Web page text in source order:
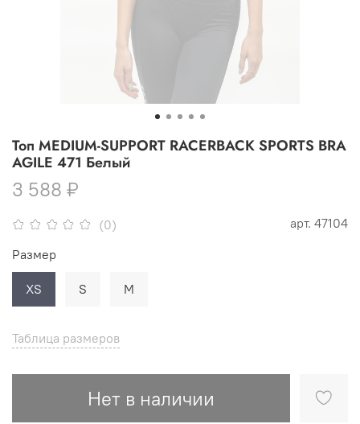
(0) арт. 47104
Топ MEDIUM-SUPPORT RACERBACK SPORTS BRA
AGILE 471 Белый
3 588 ₽
Таблица размеров
Нет в наличии
Размер
XS S M